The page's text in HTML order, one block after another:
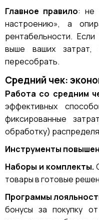
Главное правило: не
настроению», а
рентабельности.
выше ваших затрат,
пересобрать.
Средний чек:
Работа со средним
эффективных
фиксированные
обработку)
Инструменты
Наборы и комплекты.
товары в готовые
Программы
бонусы за покупку